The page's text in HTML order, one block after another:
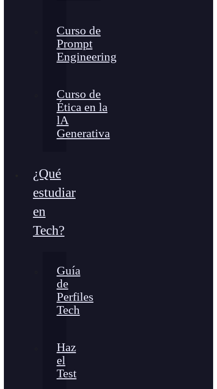
Curso de
Prompt
Engineering
Curso de
Ética en la
lA
Generativa
¿Qué
estudiar
en
Tech?
Guía
de
Perfiles
Tech
Haz
el
Test